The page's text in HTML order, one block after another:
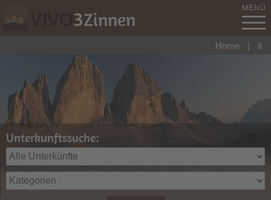
3Zinnen MENÜ
Unterkunftssuche:
Home | it